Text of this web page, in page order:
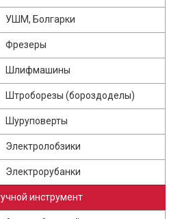
УШМ, Болгарки
Фрезеры
Шлифмашины
Штроборезы (бороздоделы)
Шуруповерты
Электролобзики
Электрорубанки
инструмент